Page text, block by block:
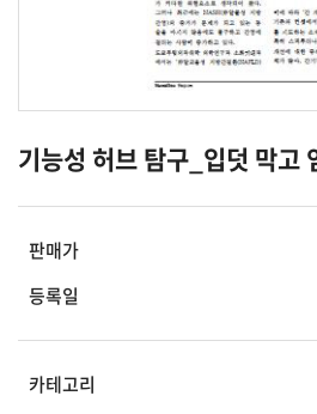
기능성 허브 탐구_입덧 막고
판매가
등록일
카테고리